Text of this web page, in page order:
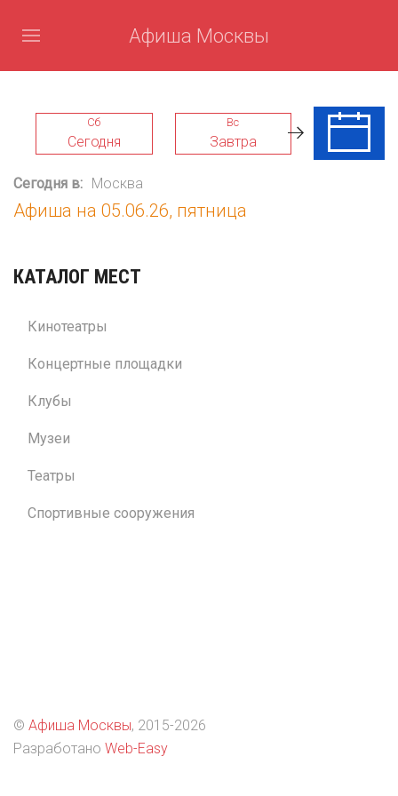
Афиша Москвы
Сб
Сегодня
Вс
Завтра
Пн
Сегодня в: Москва
Афиша на 05.06.26, пятница
КАТАЛОГ МЕСТ
Кинотеатры
Концертные площадки
Клубы
Музеи
Театры
Спортивные сооружения
© Афиша Москвы, 2015-2026
Разработано Web-Easy